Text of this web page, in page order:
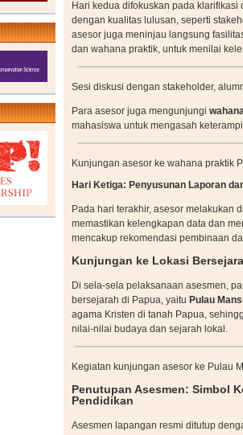
Hari kedua difokuskan pada
dengan kualitas lulusan, seperti
asesor juga meninjau langsung
dan wahana praktik, untuk menilai
Sesi diskusi dengan stakeholder,
Para asesor juga mengunjungi
mahasiswa untuk mengasah
Kunjungan asesor ke wahana praktik
Hari Ketiga: Penyusunan Laporan
Pada hari terakhir, asesor melakukan
memastikan kelengkapan data dan
mencakup rekomendasi pembinaan
Kunjungan ke Lokasi
Di sela-sela pelaksanaan asesmen,
bersejarah di Papua, yaitu Pulau
agama Kristen di tanah Papua,
nilai-nilai budaya dan sejarah lokal.
Kegiatan kunjungan asesor ke Pulau
Penutupan Asesmen: Simbol
Pendidikan
Asesmen lapangan resmi ditutup